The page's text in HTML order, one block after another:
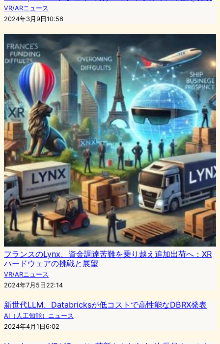
VR/ARニュース
2024年3月9日10:56
フランスのLynx、資金調達苦難を乗り越え追加出荷へ：XR
ハードウェアの挑戦と展望
VR/ARニュース
2024年7月5日22:14
新世代LLM、Databricksが低コストで高性能なDBRX発表
AI（人工知能）ニュース
2024年4月1日6:02